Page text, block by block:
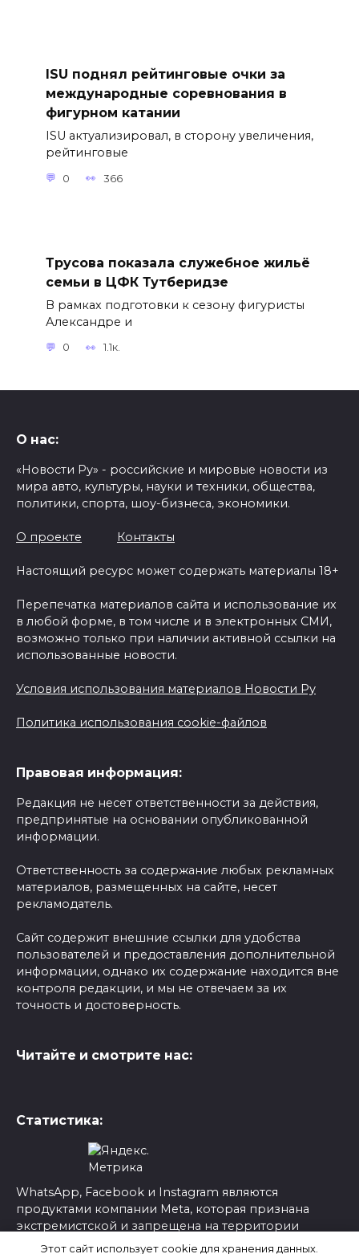
ISU поднял рейтинговые очки за
международные соревнования в
фигурном катании
ISU актуализировал, в сторону увеличения,
рейтинговые
0 366
Трусова показала служебное жильё
семьи в ЦФК Тутберидзе
В рамках подготовки к сезону фигуристы
Александре и
0 1.1к.
О нас:
«Новости Ру» - российские и мировые новости из
мира авто, культуры, науки и техники, общества,
политики, спорта, шоу-бизнеса, экономики.
О проекте Контакты
Настоящий ресурс может содержать материалы 18+
Перепечатка материалов сайта и использование их
в любой форме, в том числе и в электронных СМИ,
возможно только при наличии активной ссылки на
использованные новости.
Условия использования материалов Новости Ру
Политика использования cookie-файлов
Правовая информация:
Редакция не несет ответственности за действия,
предпринятые на основании опубликованной
информации.
Ответственность за содержание любых рекламных
материалов, размещенных на сайте, несет
рекламодатель.
Сайт содержит внешние ссылки для удобства
пользователей и предоставления дополнительной
информации, однако их содержание находится вне
контроля редакции, и мы не отвечаем за их
точность и достоверность.
Читайте и смотрите нас:
Статистика:
WhatsApp, Facebook и Instagram являются
продуктами компании Meta, которая признана
экстремистской и запрещена на территории
России.Этот сайт использует cookie для хранения данных.